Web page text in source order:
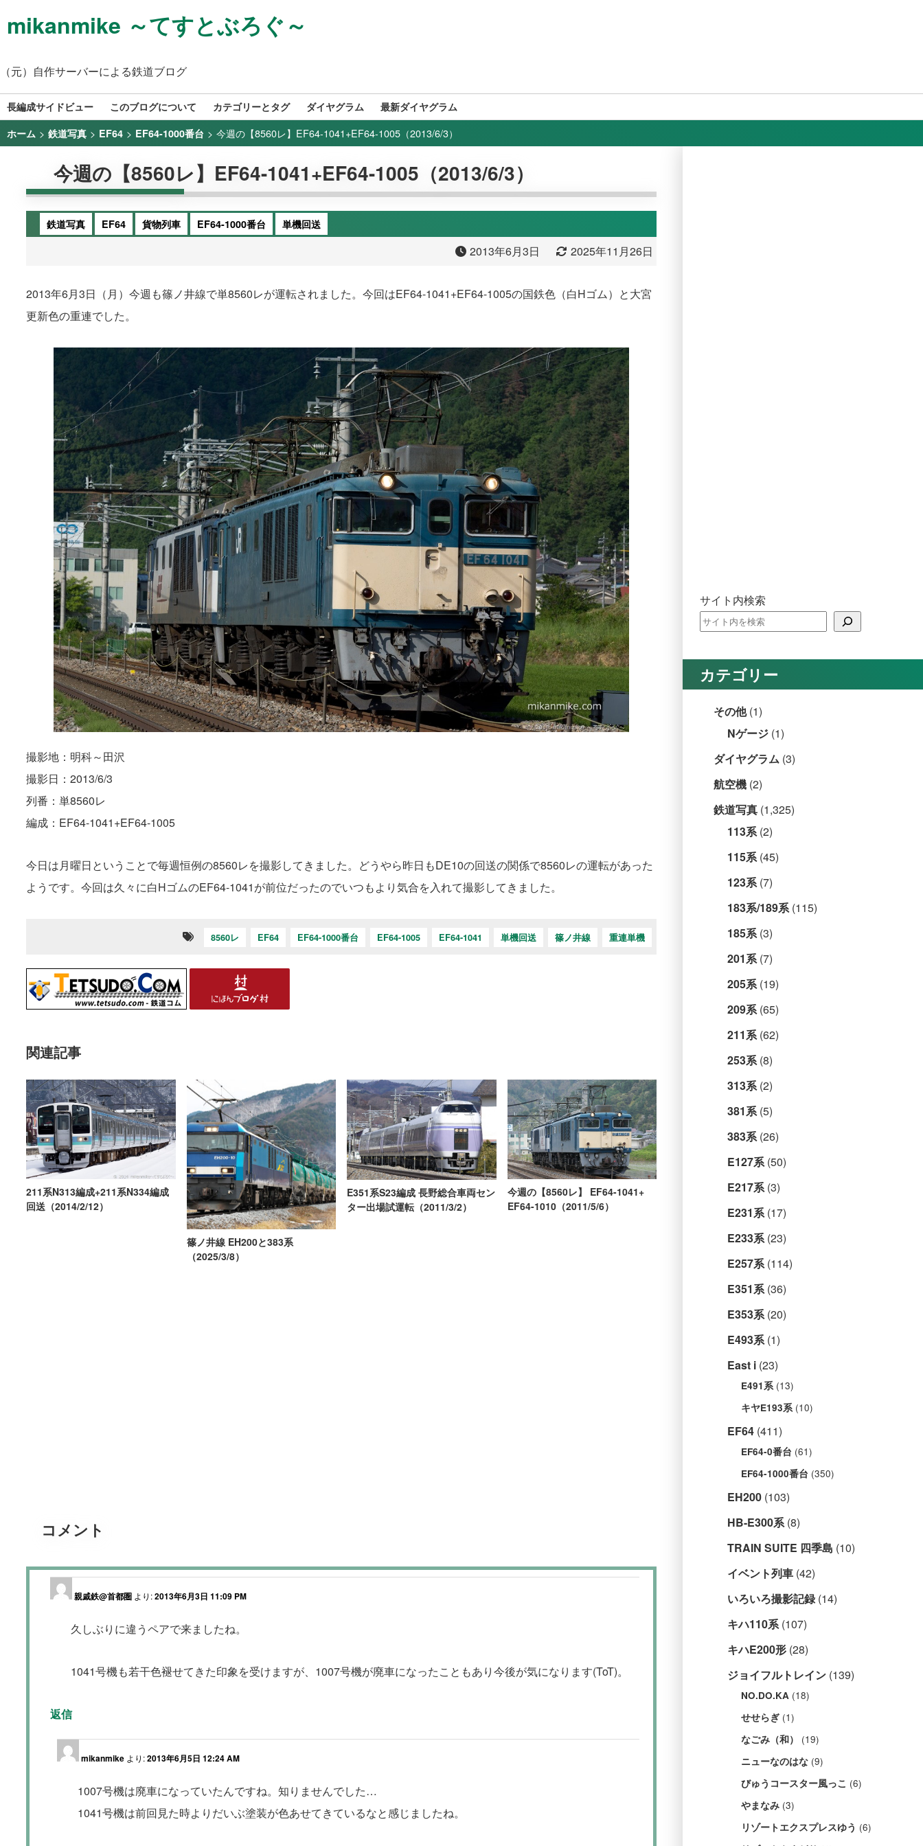
mikanmike ～てすとぶろぐ～
（元）自作サーバーによる鉄道ブログ
長編成サイドビュー このブログについて カテゴリーとタグ ダイヤグラム 最新ダイヤグラム
ホーム > 鉄道写真 > EF64 > EF64-1000番台 > 今週の【8560レ】EF64-1041+EF64-1005（2013/6/3）
今週の【8560レ】EF64-1041+EF64-1005（2013/6/3）
鉄道写真 EF64 貨物列車 EF64-1000番台 単機回送
2013年6月3日 2025年11月26日
2013年6月3日（月）今週も篠ノ井線で単8560レが運転されました。今回はEF64-1041+EF64-1005の国鉄色（白Hゴム）と大宮
更新色の重連でした。
撮影地：明科～田沢
撮影日：2013/6/3
列番：単8560レ
編成：EF64-1041+EF64-1005
今日は月曜日ということで毎週恒例の8560レを撮影してきました。どうやら昨日もDE10の回送の関係で8560レの運転があった
ようです。今回は久々に白HゴムのEF64-1041が前位だったのでいつもより気合を入れて撮影してきました。
8560レ EF64 EF64-1000番台 EF64-1005 EF64-1041 単機回送 篠ノ井線 重連単機
関連記事
211系N313編成+211系N334編成
回送（2014/2/12）
篠ノ井線 EH200と383系
（2025/3/8）
E351系S23編成 長野総合車両セン
ター出場試運転（2011/3/2）
今週の【8560レ】 EF64-1041+
EF64-1010（2011/5/6）
コメント
親戚鉄@首都圏 より:2013年6月3日 11:09 PM
久しぶりに違うペアで来ましたね。
1041号機も若干色褪せてきた印象を受けますが、1007号機が廃車になったこともあり今後が気になります(ToT)。
返信
mikanmike より:2013年6月5日 12:24 AM
1007号機は廃車になっていたんですね。知りませんでした…
1041号機は前回見た時よりだいぶ塗装が色あせてきているなと感じましたね。
サイト内検索
カテゴリー
その他(1)
Nゲージ (1)
ダイヤグラム (3)
航空機 (2)
鉄道写真 (1,325)
113系(2)
115系(45)
123系(7)
183系/189系(115)
185系(3)
201系(7)
205系(19)
209系(65)
211系(62)
253系(8)
313系(2)
381系(5)
383系(26)
E127系(50)
E217系(3)
E231系(17)
E233系(23)
E257系(114)
E351系(36)
E353系(20)
E493系(1)
East i (23)
E491系(13)
キヤE193系(10)
EF64 (411)
EF64-0番台 (61)
EF64-1000番台 (350)
EH200 (103)
HB-E300系(8)
TRAIN SUITE 四季島 (10)
イベント列車 (42)
いろいろ撮影記録(14)
キハ110系(107)
キハE200形 (28)
ジョイフルトレイン (139)
NO.DO.KA (18)
せせらぎ (1)
なごみ（和） (19)
ニューなのはな (9)
びゅうコースター風っこ (6)
やまなみ (3)
リゾートエクスプレスゆう (6)